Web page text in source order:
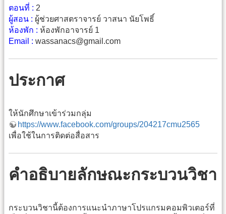
ตอนที่ : 2
ผู้สอน : ผู้ช่วยศาสตราจารย์ วาสนา นัยโพธิ์
ห้องพัก : ห้องพักอาจารย์ 1
Email : wassanacs@gmail.com
ประกาศ
ให้นักศึกษาเข้าร่วมกลุ่ม
https://www.facebook.com/groups/204217cmu2565
เพื่อใช้ในการติดต่อสื่อสาร
คำอธิบายลักษณะกระบวนวิชา
กระบวนวิชานี้ต้องการแนะนำภาษาโปรแกรมคอมพิวเตอร์ที่